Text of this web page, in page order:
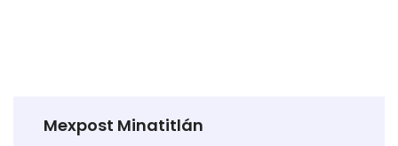
Mexpost Minatitlán